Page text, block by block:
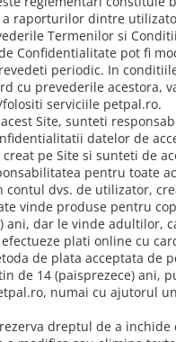
raporturilor dintre
Termenilor si
Confidentialitate pot fi
periodic. In
cu prevederile acestora,
folositi serviciile petpal.ro.
Site, sunteti
datelor de
pe Site si sunteti de
pentru toate
contul dvs. de utilizator,
vinde produse pentru
ani, dar le vinde adultilor,
plati online cu
de plata acceptata de
de 14 (paisprezece) ani,
numai cu ajutorul
dreptul de a inchide